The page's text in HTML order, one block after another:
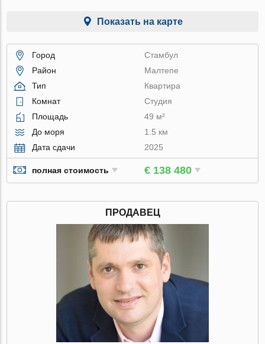
Показать на карте
Город
Стамбул
Район
Малтепе
Тип
Квартира
Комнат
Студия
Площадь
49 м²
До моря
1.5 км
Дата сдачи
2025
полная стоимость € 138 480
ПРОДАВЕЦ